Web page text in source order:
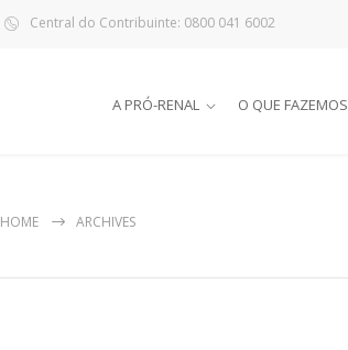
Central do Contribuinte: 0800 041 6002
A PRÓ-RENAL O QUE FAZEMOS
HOME ARCHIVES